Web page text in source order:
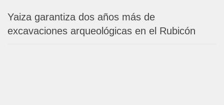
Yaiza garantiza dos años más de
excavaciones arqueológicas en el Rubicón